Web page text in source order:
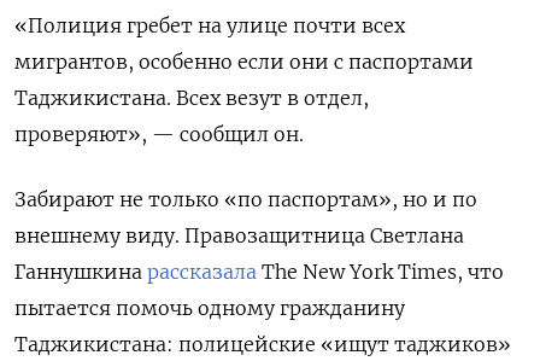
«Полиция гребет на улице почти всех
мигрантов, особенно если они с паспортами
Таджикистана. Всех везут в отдел,
проверяют», — сообщил он.
Забирают не только «по паспортам», но и по
внешнему виду. Правозащитница Светлана
Ганнушкина рассказала The New York Times, что
пытается помочь одному гражданину
Таджикистана: полицейские «ищут таджиков»